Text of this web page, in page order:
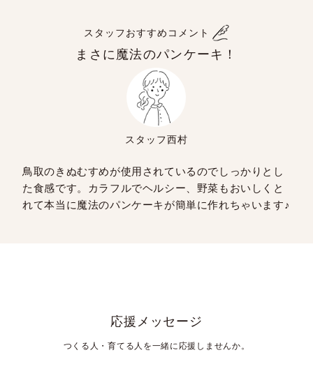
スタッフおすすめコメント
まさに魔法のパンケーキ！
スタッフ西村
鳥取のきぬむすめが使用されているのでしっかりとし
た食感です。カラフルでヘルシー、野菜もおいしくと
れて本当に魔法のパンケーキが簡単に作れちゃいます♪
応援メッセージ
つくる人・育てる人を一緒に応援しませんか。